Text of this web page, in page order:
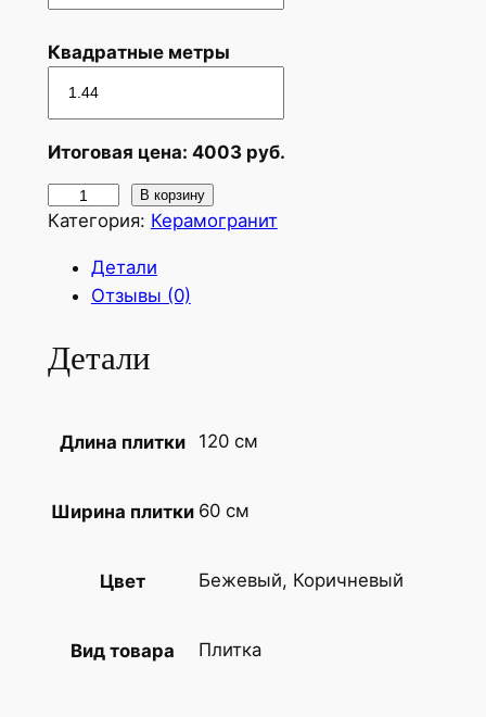
Квадратные метры
Итоговая цена: 4003 руб.
о
с
о
В корзину
Категория: Керамогранит
Детали
Отзывы (0)
Детали
Длина плитки 120 см
Ширина плитки 60 см
Цвет Бежевый, Коричневый
Вид товара Плитка